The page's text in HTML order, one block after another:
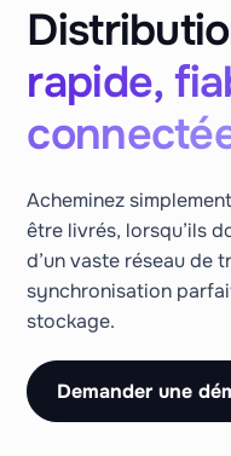
rapide,
Acheminez
être livrés, lorsqu’ils
d’un vaste réseau de
synchronisation
stockage.
Demander une